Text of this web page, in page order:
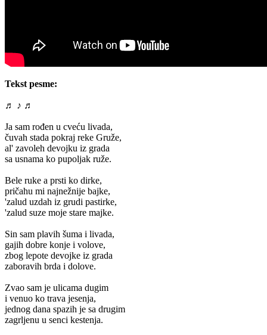
Tekst pesme:
♬ ♪ ♬
Ja sam rođen u cveću livada,
čuvah stada pokraj reke Gruže,
al' zavoleh devojku iz grada
sa usnama ko pupoljak ruže.
Bele ruke a prsti ko dirke,
pričahu mi najnežnije bajke,
'zalud uzdah iz grudi pastirke,
'zalud suze moje stare majke.
Sin sam plavih šuma i livada,
gajih dobre konje i volove,
zbog lepote devojke iz grada
zaboravih brda i dolove.
Zvao sam je ulicama dugim
i venuo ko trava jesenja,
jednog dana spazih je sa drugim
zagrljenu u senci kestenja.